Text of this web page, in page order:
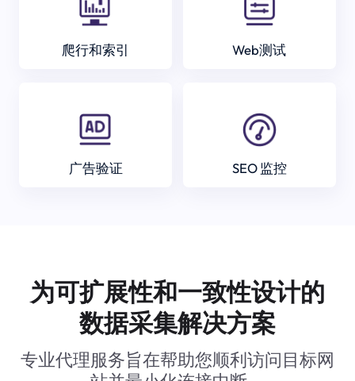
爬行和索引 Web测试
广告验证 SEO 监控
为可扩展性和一致性设计的
数据采集解决方案
专业代理服务旨在帮助您顺利访问目标网